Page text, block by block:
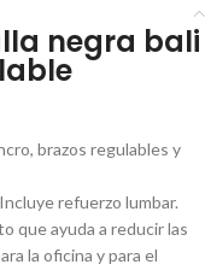
negra bali
brazos regulables y
refuerzo lumbar.
que ayuda a reducir las
la oficina y para el